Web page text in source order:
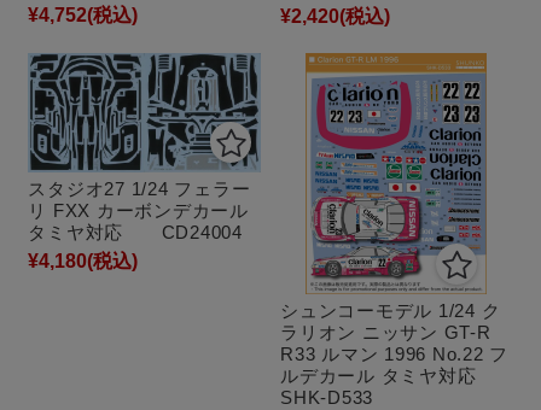
¥4,752(税込)
¥2,420(税込)
スタジオ27 1/24 フェラー
リ FXX カーボンデカール
タミヤ対応 CD24004
¥4,180(税込)
シュンコーモデル 1/24 ク
ラリオン ニッサン GT-R
R33 ルマン 1996 No.22 フ
ルデカール タミヤ対応
SHK-D533